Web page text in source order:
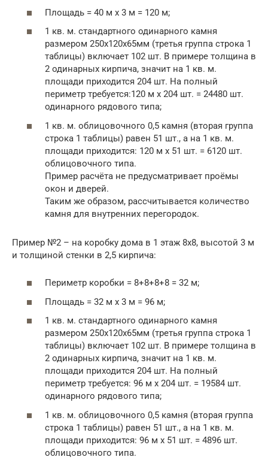
Площадь = 40 м х 3 м = 120 м;
1 кв. м. стандартного одинарного камня
размером 250х120х65мм (третья группа строка 1
таблицы) включает 102 шт. В примере толщина в
2 одинарных кирпича, значит на 1 кв. м.
площади приходится 204 шт. На полный
периметр требуется:120 м х 204 шт. = 24480 шт.
одинарного рядового типа;
1 кв. м. облицовочного 0,5 камня (вторая группа
строка 1 таблицы) равен 51 шт., а на 1 кв. м.
площади приходится: 120 м х 51 шт. = 6120 шт.
облицовочного типа.
Пример расчёта не предусматривает проёмы
окон и дверей.
Таким же образом, рассчитывается количество
камня для внутренних перегородок.
Пример №2 – на коробку дома в 1 этаж 8х8, высотой 3 м
и толщиной стенки в 2,5 кирпича:
Периметр коробки = 8+8+8+8 = 32 м;
Площадь = 32 м х 3 м = 96 м;
1 кв. м. стандартного одинарного камня
размером 250х120х65мм (третья группа строка 1
таблицы) включает 102 шт. В примере толщина в
2 одинарных кирпича, значит на 1 кв. м.
площади приходится 204 шт. На полный
периметр требуется: 96 м х 204 шт. = 19584 шт.
одинарного рядового типа;
1 кв. м. облицовочного 0,5 камня (вторая группа
строка 1 таблицы) равен 51 шт., а на 1 кв. м.
площади приходится: 96 м х 51 шт. = 4896 шт.
облицовочного типа.